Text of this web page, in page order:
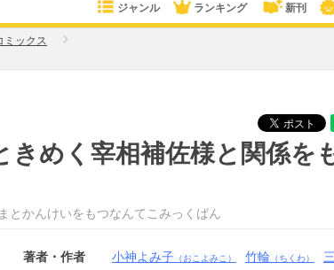
ジャンル ランキング 新刊
ミックス
きめく宰相補佐様と関係を
とかんけいをもつなんてこみっくばん
著者・作者 小神よみ子 （おこよみこ） 竹輪 （ちくわ）